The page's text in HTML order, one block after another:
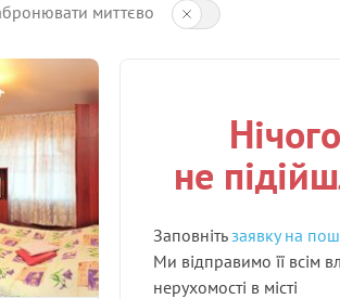
миттєво
Нічого
не
Заповнітьзаявку на
Ми відправимо її всім
нерухомості в місті